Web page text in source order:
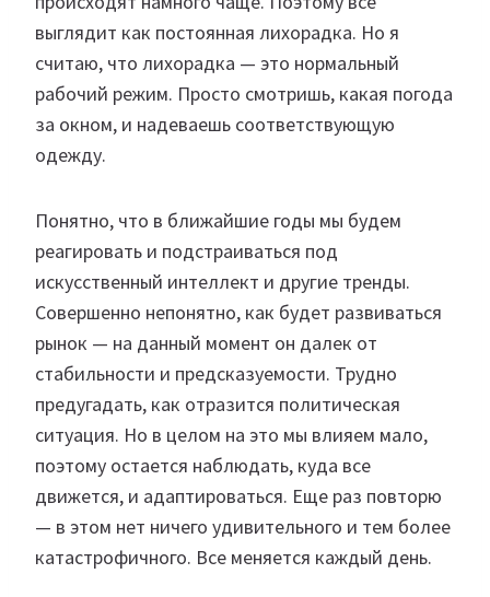
выглядит как постоянная лихорадка. Но я
считаю, что лихорадка — это нормальный
рабочий режим. Просто смотришь, какая погода
за окном, и надеваешь соответствующую
одежду.
Понятно, что в ближайшие годы мы будем
реагировать и подстраиваться под
искусственный интеллект и другие тренды.
Совершенно непонятно, как будет развиваться
рынок — на данный момент он далек от
стабильности и предсказуемости. Трудно
предугадать, как отразится политическая
ситуация. Но в целом на это мы влияем мало,
поэтому остается наблюдать, куда все
движется, и адаптироваться. Еще раз повторю
— в этом нет ничего удивительного и тем более
катастрофичного. Все меняется каждый день.